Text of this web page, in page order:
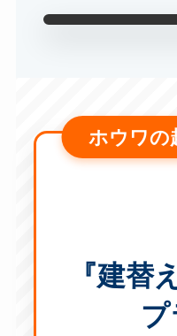
ホウワの
『建替
プ